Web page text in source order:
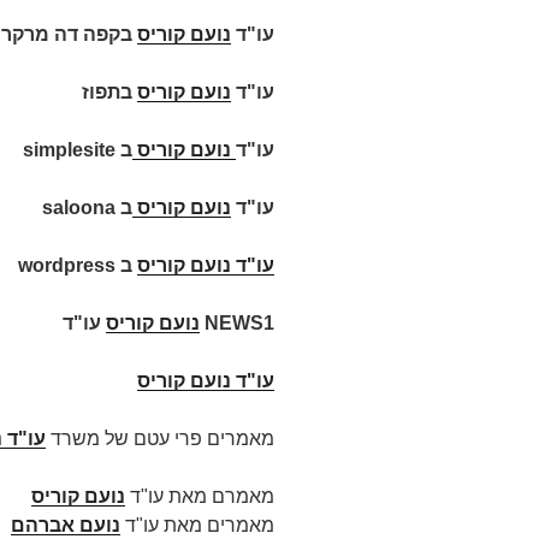
עו"ד נועם קוריס בקפה דה מרקר
עו"ד נועם קוריס בתפוז
עו"ד נועם קוריס ב simplesite
עו"ד נועם קוריס ב saloona
עו"ד נועם קוריס ב wordpress
NEWS1 נועם קוריס עו"ד
עו"ד נועם קוריס
מאמרים פרי עטם של משרד עו"ד
מאמרם מאת עו"ד נועם קוריס
מאמרים מאת עו"ד נועם אברהם